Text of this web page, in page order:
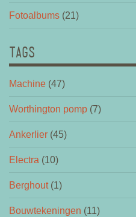
Fotoalbums (21)
TAGS
Machine (47)
Worthington pomp (7)
Ankerlier (45)
Electra (10)
Berghout(1)
Bouwtekeningen (11)